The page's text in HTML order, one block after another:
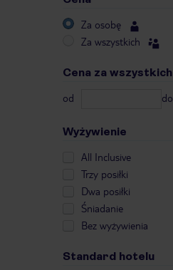
Za osobę
Za wszystkich
Cena za wszystkich
od do
Wyżywienie
All Inclusive
Trzy posiłki
Dwa posiłki
Śniadanie
Bez wyżywienia
Standard hotelu